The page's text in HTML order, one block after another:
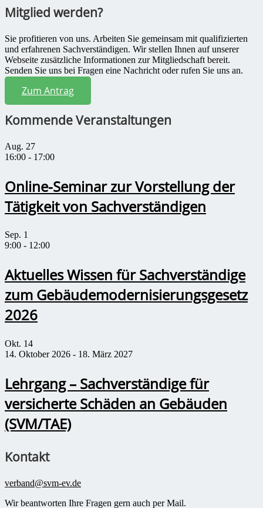
Mitglied werden?
Sie profitieren von uns. Arbeiten Sie gemeinsam mit qualifizierten
und erfahrenen Sachverständigen. Wir stellen Ihnen auf unserer
Webseite zusätzliche Informationen zur Mitgliedschaft bereit.
Senden Sie uns bei Fragen eine Nachricht oder rufen Sie uns an.
Zum Antrag
Kommende Veranstaltungen
Aug. 27
16:00 - 17:00
Online-Seminar zur Vorstellung der
Tätigkeit von Sachverständigen
Sep. 1
9:00 - 12:00
Aktuelles Wissen für Sachverständige
zum Gebäudemodernisierungsgesetz
2026
Okt. 14
14. Oktober 2026 - 18. März 2027
Lehrgang – Sachverständige für
versicherte Schäden an Gebäuden
(SVM/TAE)
Kontakt
verband@svm-ev.de
Wir beantworten Ihre Fragen gern auch per Mail.